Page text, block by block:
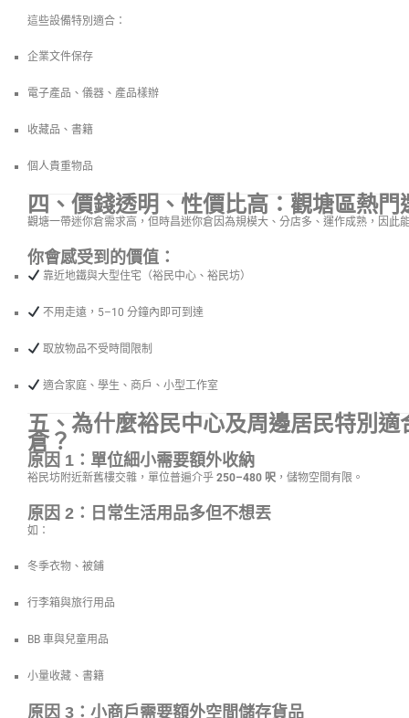
這些設備特別適合：
企業文件保存
電子產品、儀器、產品樣辦
收藏品、書籍
個人貴重物品
四、價錢透明、性價比高：觀塘區熱門
觀塘一帶迷你倉需求高，但時昌迷你倉因為規模大、分店多、運作成熟，因此
你會感受到的價值：
靠近地鐵與大型住宅（裕民中心、裕民坊）
不用走遠，5–10 分鐘內即可到達
取放物品不受時間限制
適合家庭、學生、商戶、小型工作室
五、為什麼裕民中心及周邊居民特別適
倉？
原因 1：單位細小需要額外收納
裕民坊附近新舊樓交雜，單位普遍介乎 250–480 呎 ，儲物空間有限。
原因 2：日常生活用品多但不想丟
如：
冬季衣物、被鋪
行李箱與旅行用品
BB 車與兒童用品
小量收藏、書籍
原因 3：小商戶需要額外空間儲存貨品